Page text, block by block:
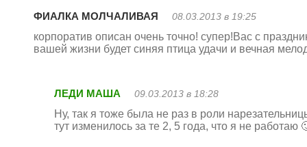
ФИАЛКА МОЛЧАЛИВАЯ 08.03.2013 в 19:25
корпоратив описан очень точно! супер!Вас с
вашей жизни будет синяя птица удачи и вечная
ЛЕДИ МАША 09.03.2013 в 18:28
Ну, так я тоже была не раз в роли
тут изменилось за те 2, 5 года, что я не работаю